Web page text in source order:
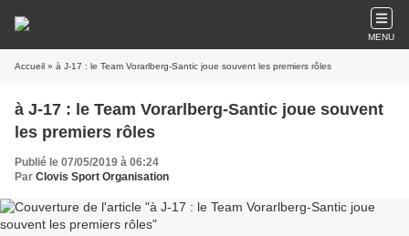
MENU
Accueil » à J-17 : le Team Vorarlberg-Santic joue souvent les premiers rôles
à J-17 : le Team Vorarlberg-Santic joue souvent
les premiers rôles
Publié le 07/05/2019 à 06:24
Par Clovis Sport Organisation